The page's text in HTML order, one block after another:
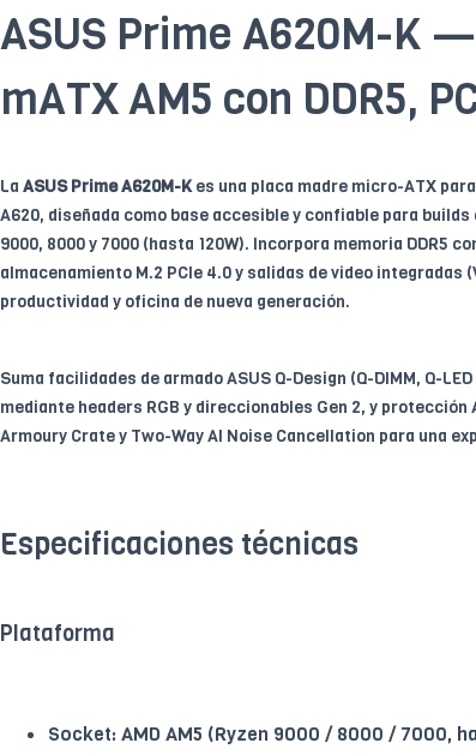
ASUS Prime A620M-K
mATX AM5 con DDR5,
La ASUS Prime A620M-Kes una placa madre micro-ATX
A620, diseñada como base accesible y confiable para
9000, 8000 y 7000 (hasta 120W). Incorpora memoria DDR5
almacenamiento M.2 PCIe 4.0 y salidas de video integradas
productividad y oficina de nueva generación.
Suma facilidades de armado ASUS Q-Design (Q-DIMM, Q-
mediante headers RGB y direccionables Gen 2, y
Armoury Crate y Two-Way AI Noise Cancellation para una
Especificaciones técnicas
Plataforma
Socket: AMD AM5 (Ryzen 9000 / 8000 / 7000,